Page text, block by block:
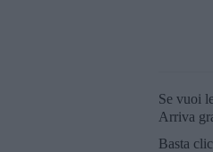
Se vuoi
Arriva
Basta